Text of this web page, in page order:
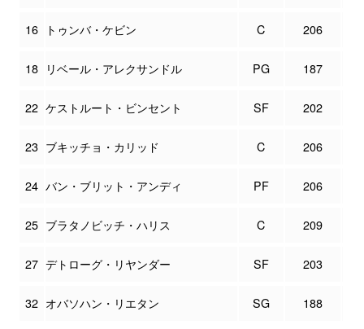
16 トゥンバ・ケビン C 206
18 リベール・アレクサンドル PG 187
22 ケストルート・ビンセント SF 202
23 ブキッチョ・カリッド C 206
24 バン・ブリット・アンディ PF 206
25 ブラタノビッチ・ハリス C 209
27 デトローグ・リヤンダー SF 203
32 オバソハン・リエタン SG 188